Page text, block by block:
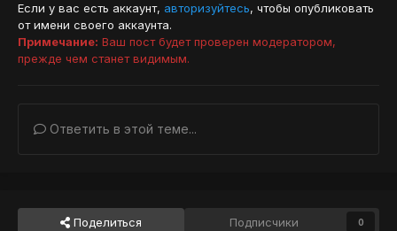
Если у вас есть аккаунт, авторизуйтесь, чтобы опубликовать
от имени своего аккаунта.
Примечание: Ваш пост будет проверен модератором,
прежде чем станет видимым.
Ответить в этой теме...
Поделиться Подписчики 0